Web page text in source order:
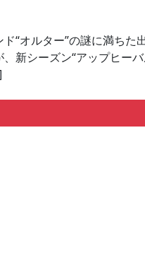
“オルター”の謎に満ち
新シーズン“アップヒー